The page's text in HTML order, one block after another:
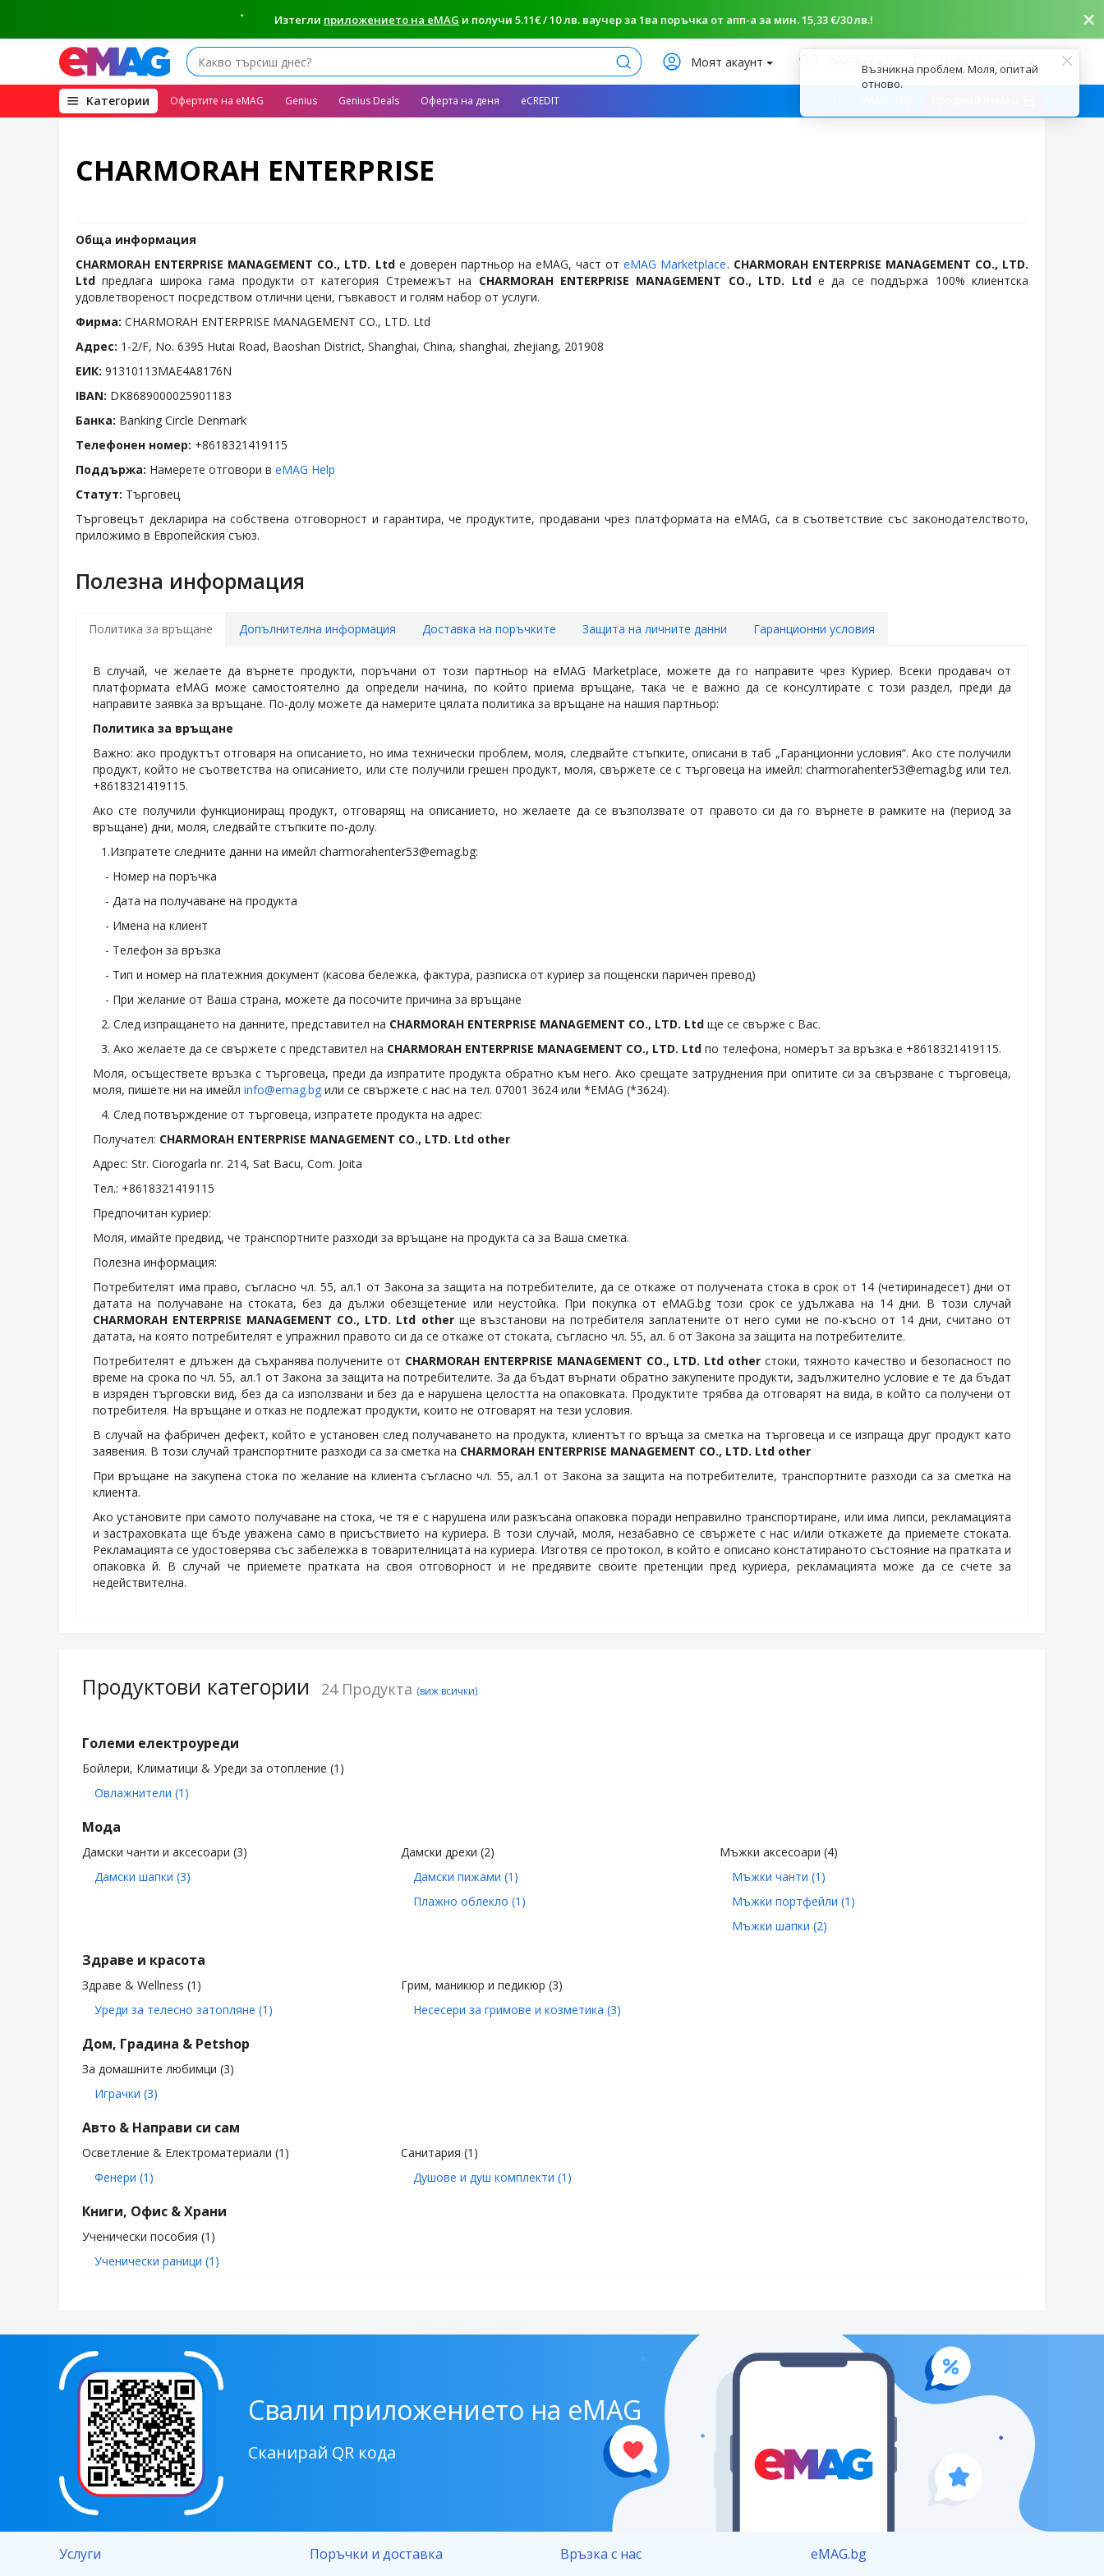
Възникна проблем. Моля, опитай
отново.
Изтегли приложението на eMAG и получи 5.11€ / 10 лв. ваучер за 1ва поръчка от апп-а за мин. 15,33 €/30 лв.!
Търси Моят акаунт Любими Моята количка
Kатегории (open
megamenu)
Офертите на eMAG Genius Genius Deals Оферта на деня eCREDIT
CHARMORAH ENTERPRISE
Обща информация
CHARMORAH ENTERPRISE MANAGEMENT CO., LTD. Ltd е доверен партньор на eMAG, част отeMAG Marketplace. CHARMORAH ENTERPRISE MANAGEMENT CO., LTD.
Ltd предлага широка гама продукти от категория Стремежът на CHARMORAH ENTERPRISE MANAGEMENT CO., LTD. Ltdе да се поддържа 100% клиентска
удовлетвореност посредством отлични цени, гъвкавост и голям набор от услуги.
Фирма: CHARMORAH ENTERPRISE MANAGEMENT CO., LTD. Ltd
Адрес: 1-2/F, No. 6395 Hutai Road, Baoshan District, Shanghai, China, shanghai, zhejiang, 201908
ЕИК: 91310113MAE4A8176N
IBAN: DK8689000025901183
Банка: Banking Circle Denmark
Телефонен номер: +8618321419115
Поддържа: Намерете отговори в eMAG Help
Статут: Търговец
Търговецът декларира на собствена отговорност и гарантира, че продуктите, продавани чрез платформата на eMAG, са в съответствие със законодателството,
приложимо в Европейския съюз.
Полезна информация
Политика за връщане Допълнителна информация Доставка на поръчките Защита на личните данни Гаранционни условия
В случай, че желаете да върнете продукти, поръчани от този партньор на eMAG Marketplace, можете да го направите чрез Куриер. Всеки продавач от
платформата eMAG може самостоятелно да определи начина, по който приема връщане, така че е важно да се консултирате с този раздел, преди да
направите заявка за връщане. По-долу можете да намерите цялата политика за връщане на нашия партньор:
Политика за връщане
Важно: ако продуктът отговаря на описанието, но има технически проблем, моля, следвайте стъпките, описани в таб „Гаранционни условия“. Ако сте получили
продукт, който не съответства на описанието, или сте получили грешен продукт, моля, свържете се с търговеца на имейл: charmorahenter53@emag.bg или тел.
+8618321419115.
Ако сте получили функциониращ продукт, отговарящ на описанието, но желаете да се възползвате от правото си да го върнете в рамките на (период за
връщане) дни, моля, следвайте стъпките по-долу.
1.Изпратете следните данни на имейл charmorahenter53@emag.bg:
- Номер на поръчка
- Дата на получаване на продукта
- Имена на клиент
- Телефон за връзка
- Тип и номер на платежния документ (касова бележка, фактура, разписка от куриер за пощенски паричен превод)
- При желание от Ваша страна, можете да посочите причина за връщане
2. След изпращането на данните, представител на CHARMORAH ENTERPRISE MANAGEMENT CO., LTD. Ltd ще се свърже с Вас.
3. Ако желаете да се свържете с представител на CHARMORAH ENTERPRISE MANAGEMENT CO., LTD. Ltd по телефона, номерът за връзка е +8618321419115.
Моля, осъществете връзка с търговеца, преди да изпратите продукта обратно към него. Ако срещате затруднения при опитите си за свързване с търговеца,
моля, пишете ни на имейл info@emag.bg или се свържете с нас на тел. 07001 3624 или *EMAG (*3624).
4. След потвърждение от търговеца, изпратете продукта на адрес:
Получател: CHARMORAH ENTERPRISE MANAGEMENT CO., LTD. Ltd other
Адрес: Str. Ciorogarla nr. 214, Sat Bacu, Com. Joita
Тел.: +8618321419115
Предпочитан куриер:
Моля, имайте предвид, че транспортните разходи за връщане на продукта са за Ваша сметка.
Полезна информация:
Потребителят има право, съгласно чл. 55, ал.1 от Закона за защита на потребителите, да се откаже от получената стока в срок от 14 (четиринадесет) дни от
датата на получаване на стоката, без да дължи обезщетение или неустойка. При покупка от eMAG.bg този срок се удължава на 14 дни. В този случай
CHARMORAH ENTERPRISE MANAGEMENT CO., LTD. Ltd otherще възстанови на потребителя заплатените от него суми не по-късно от 14 дни, считано от
датата, на която потребителят е упражнил правото си да се откаже от стоката, съгласно чл. 55, ал. 6 от Закона за защита на потребителите.
Потребителят е длъжен да съхранява получените от CHARMORAH ENTERPRISE MANAGEMENT CO., LTD. Ltd otherстоки, тяхното качество и безопасност по
време на срока по чл. 55, ал.1 от Закона за защита на потребителите. За да бъдат върнати обратно закупените продукти, задължително условие е те да бъдат
в изряден търговски вид, без да са използвани и без да е нарушена целостта на опаковката. Продуктите трябва да отговарят на вида, в който са получени от
потребителя. На връщане и отказ не подлежат продукти, които не отговарят на тези условия.
В случай на фабричен дефект, който е установен след получаването на продукта, клиентът го връща за сметка на търговеца и се изпраща друг продукт като
заявения. В този случай транспортните разходи са за сметка на CHARMORAH ENTERPRISE MANAGEMENT CO., LTD. Ltd other
При връщане на закупена стока по желание на клиента съгласно чл. 55, ал.1 от Закона за защита на потребителите, транспортните разходи са за сметка на
клиента.
Ако установите при самото получаване на стока, че тя е с нарушена или разкъсана опаковка поради неправилно транспортиране, или има липси, рекламацията
и застраховката ще бъде уважена само в присъствието на куриера. В този случай, моля, незабавно се свържете с нас и/или откажете да приемете стоката.
Рекламацията се удостоверява със забележка в товарителницата на куриера. Изготвя се протокол, в който е описано констатираното състояние на пратката и
опаковка й. В случай че приемете пратката на своя отговорност и не предявите своите претенции пред куриера, рекламацията може да се счете за
недействителна.
Продуктови категории 24 Продукта (виж всички)
Големи електроуреди
Бойлери, Климатици & Уреди за отопление (1)
Овлажнители (1)
Мода
Дамски чанти и аксесоари (3)
Дамски шапки (3)
Дамски дрехи (2)
Дамски пижами (1)
Плажно облекло (1)
Мъжки аксесоари (4)
Мъжки чанти (1)
Мъжки портфейли (1)
Мъжки шапки (2)
Здраве и красота
Здраве & Wellness (1)
Уреди за телесно затопляне (1)
Грим, маникюр и педикюр (3)
Несесери за гримове и козметика (3)
Дом, Градина & Petshop
За домашните любимци (3)
Играчки (3)
Авто & Направи си сам
Осветление & Електроматериали (1)
Фенери (1)
Санитария (1)
Душове и душ комплекти (1)
Книги, Офис & Храни
Ученически пособия (1)
Ученически раници (1)
Свали приложението на eMAG
Сканирай QR кода
Услуги Поръчки и доставка Връзка с нас eMAG.bg